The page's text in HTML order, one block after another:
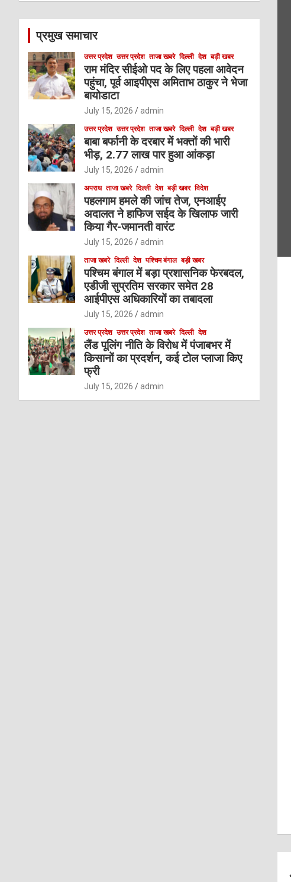
c
प्रमुख समाचार
उत्तर प्रदेश उत्तर प्रदेश ताजा खबरे दिल्ली देश बड़ी खबर
राम मंदिर सीईओ पद के लिए पहला आवेदन
पहुंचा, पूर्व आइपीएस अमिताभ ठाकुर ने भेजा
बायोडाटा
July 15, 2026 admin
उत्तर प्रदेश उत्तर प्रदेश ताजा खबरे दिल्ली देश बड़ी खबर
बाबा बर्फानी के दरबार में भक्तों की भारी
भीड़, 2.77 लाख पार हुआ आंकड़ा
July 15, 2026 admin
अपराध ताजा खबरे दिल्ली देश बड़ी खबर विदेश
पहलगाम हमले की जांच तेज, एनआईए
अदालत ने हाफिज सईद के खिलाफ जारी
किया गैर-जमानती वारंट
July 15, 2026 admin
ताजा खबरे दिल्ली देश पश्चिम बंगाल बड़ी खबर
पश्चिम बंगाल में बड़ा प्रशासनिक फेरबदल,
एडीजी सुप्रतिम सरकार समेत 28
आईपीएस अधिकारियों का तबादला
July 15, 2026 admin
उत्तर प्रदेश उत्तर प्रदेश ताजा खबरे दिल्ली देश
लैंड पूलिंग नीति के विरोध में पंजाबभर में
किसानों का प्रदर्शन, कई टोल प्लाजा किए
फ्री
July 15, 2026 admin